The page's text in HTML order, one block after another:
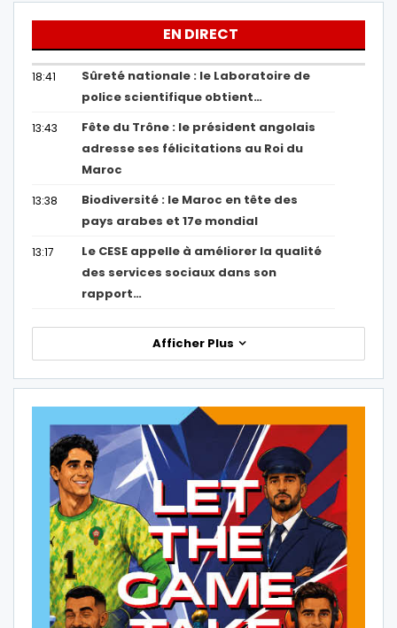
EN DIRECT
18:41
Sûreté nationale : le Laboratoire de
police scientifique obtient…
13:43
Fête du Trône : le président angolais
adresse ses félicitations au Roi du
Maroc
13:38
Biodiversité : le Maroc en tête des
pays arabes et 17e mondial
13:17
Le CESE appelle à améliorer la qualité
des services sociaux dans son
rapport…
Afficher Plus